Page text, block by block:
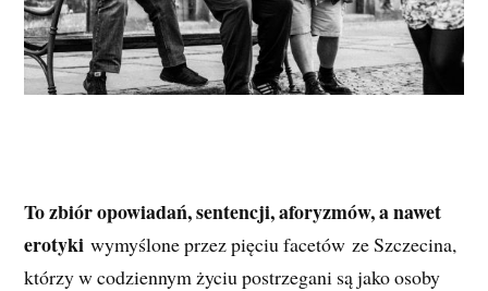
To zbiór opowiadań, sentencji, aforyzmów, a nawet
erotykiwymyślone przez pięciu facetów ze Szczecina,
którzy w codziennym życiu postrzegani są jako osoby